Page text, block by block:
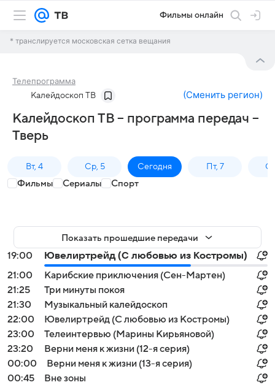
Фильмы онлайн
* транслируется московская сетка вещания
Телепрограмма
Калейдоскоп ТВ (Сменить регион)
Калейдоскоп ТВ – программа передач –
Тверь
Вт, 4 Ср, 5 Сегодня Пт, 7
Фильмы Сериалы Спорт
Показать прошедшие передачи
19:00
Ювелиртрейд (С любовью из Костромы)
21:00
Карибские приключения (Сен-Мартен)
21:25
Три минуты покоя
21:30
Музыкальный калейдоскоп
22:00
Ювелиртрейд (С любовью из Костромы)
23:00
Телеинтервью (Марины Кирьяновой)
23:20
Верни меня к жизни (12-я серия)
00:00
Верни меня к жизни (13-я серия)
00:45
Вне зоны